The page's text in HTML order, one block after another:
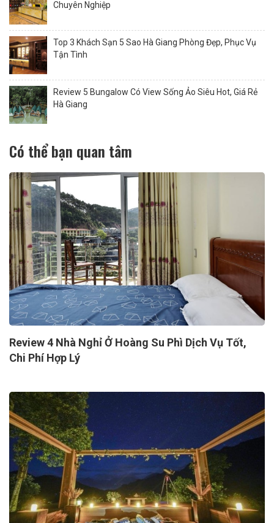
Chuyên Nghiệp
Top 3 Khách Sạn 5 Sao Hà Giang Phòng Đẹp, Phục Vụ
Tận Tình
Review 5 Bungalow Có View Sống Ảo Siêu Hot, Giá Rẻ
Hà Giang
Có thể bạn quan tâm
Review 4 Nhà Nghỉ Ở Hoàng Su Phì Dịch Vụ Tốt,
Chi Phí Hợp Lý